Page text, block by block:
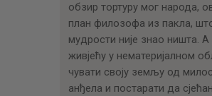
обзир тортуру мог народа,
план филозофа из пакла,
мудрости није знао ништа.
живјећу у нематеријалном
чувати своју земљу од
анђела и постарати да